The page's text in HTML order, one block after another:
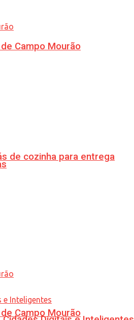
de cozinha para entrega
Campo Mourão
Campo Mourão